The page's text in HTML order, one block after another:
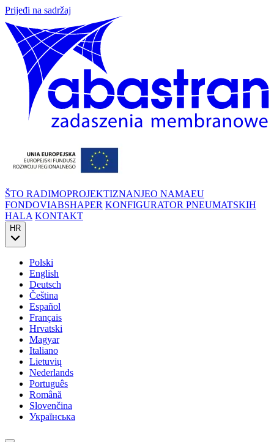
Prijeđi na sadržaj
ŠTO RADIMOPROJEKTIZNANJEO NAMAEU
FONDOVIABSHAPER KONFIGURATOR PNEUMATSKIH
HALA KONTAKT
HR
Polski
English
Deutsch
Čeština
Español
Français
Hrvatski
Magyar
Italiano
Lietuvių
Nederlands
Português
Română
Slovenčina
Українська